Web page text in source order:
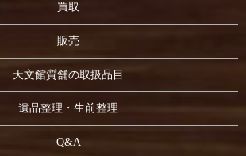
買取
販売
天文館質舗の取扱品目
遺品整理・生前整理
Q&A